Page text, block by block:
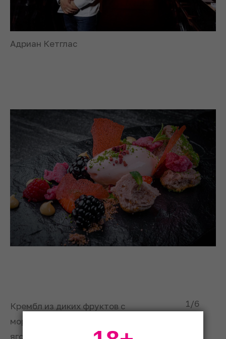
Адриан Кетглас
Крембл из диких фруктов с
мороженым из розы, свежими
ягодами и супом из белого
1/6